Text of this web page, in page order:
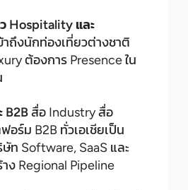
Hospitality และ
าถึงนักท่องเที่ยวต่างชาติ
ต้องการ Presence ใน
B2Bสื่อ Industry สื่อ
อร์ม B2B ทั่วเอเชียเป็น
ท Software, SaaS และ
ง Regional Pipeline